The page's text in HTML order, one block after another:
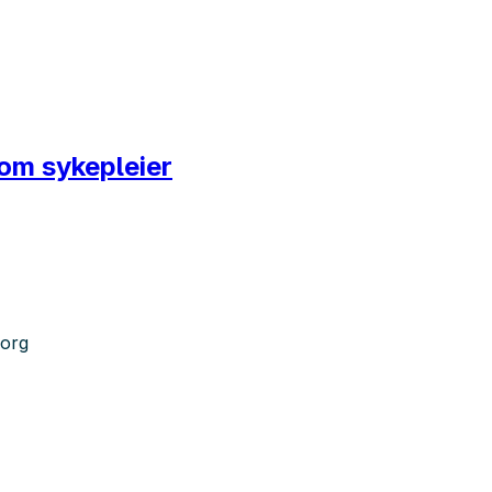
sykepleier